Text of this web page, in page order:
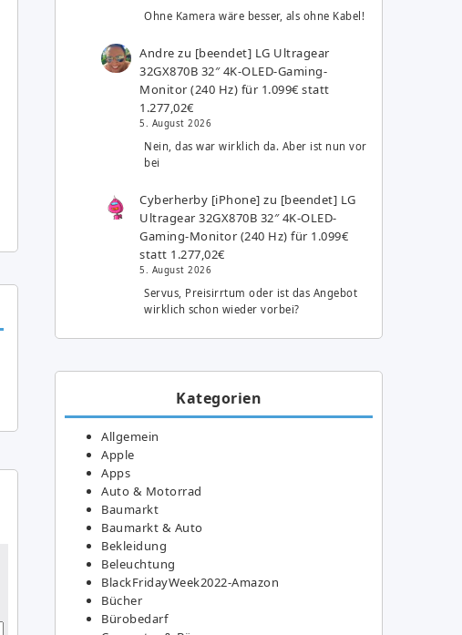
Ohne Kamera wäre besser, als ohne Kabel!
Andre zu [beendet] LG Ultragear
32GX870B 32″ 4K-OLED-Gaming-
Monitor (240 Hz) für 1.099€ statt
1.277,02€
5. August 2026
Nein, das war wirklich da. Aber ist nun vor
bei
Cyberherby [iPhone] zu [beendet] LG
Ultragear 32GX870B 32″ 4K-OLED-
Gaming-Monitor (240 Hz) für 1.099€
statt 1.277,02€
5. August 2026
Servus, Preisirrtum oder ist das Angebot
wirklich schon wieder vorbei?
Kategorien
Allgemein
Apple
Apps
Auto & Motorrad
Baumarkt
Baumarkt & Auto
Bekleidung
Beleuchtung
BlackFridayWeek2022-Amazon
Bücher
Bürobedarf